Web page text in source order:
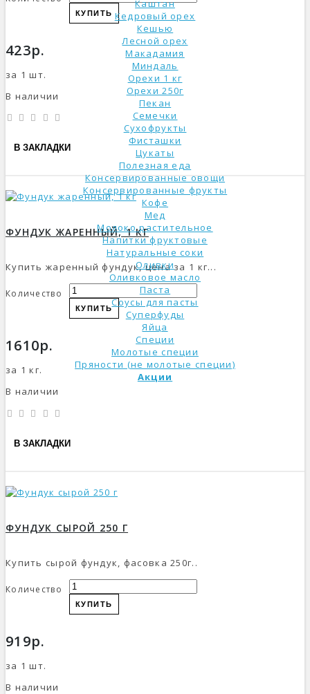
Каштан
Кедровый орех
Кешью
Лесной орех
Макадамия
Миндаль
Орехи 1 кг
Орехи 250г
Пекан
Семечки
Сухофрукты
Фисташки
Цукаты
Полезная еда
Консервированные овощи
Консервированные фрукты
Кофе
Мед
Молоко растительное
Напитки фруктовые
Натуральные соки
Оливки
Оливковое масло
Паста
Соусы для пасты
Суперфуды
Яйца
Специи
Молотые специи
Пряности (не молотые специи)
Акции
КУПИТЬ
423р.
за 1 шт.
В наличии
В ЗАКЛАДКИ
ФУНДУК ЖАРЕННЫЙ, 1 КГ
Купить жаренный фундук, цена за 1 кг...
Количество
КУПИТЬ
1610р.
за 1 кг.
В наличии
В ЗАКЛАДКИ
ФУНДУК СЫРОЙ 250 Г
Купить сырой фундук, фасовка 250г..
Количество
КУПИТЬ
919р.
за 1 шт.
В наличии